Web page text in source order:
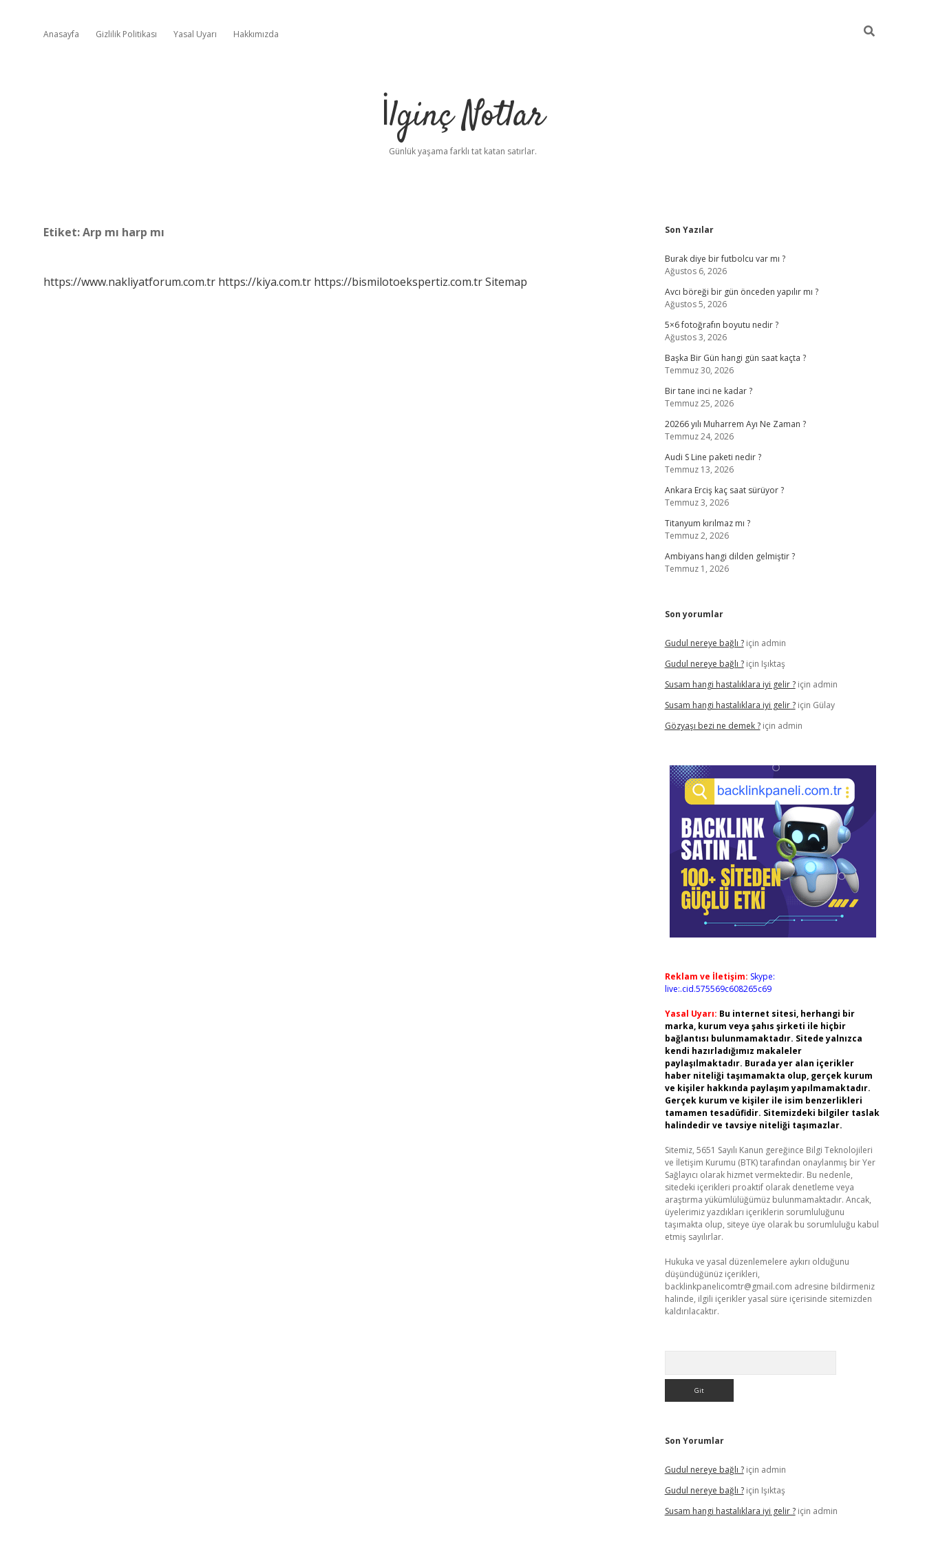
Anasayfa Gizlilik Politikası Yasal Uyarı Hakkımızda
İlginç Notlar
Günlük yaşama farklı tat katan satırlar.
Etiket:Arp mı harp mı
https://www.nakliyatforum.com.tr https://kiya.com.tr https://bismilotoekspertiz.com.trSitemap
Sidebar
Son Yazılar
Burak diye bir futbolcu var mı ?
Ağustos 6, 2026
Avcı böreği bir gün önceden yapılır mı ?
Ağustos 5, 2026
5×6 fotoğrafın boyutu nedir ?
Ağustos 3, 2026
Başka Bir Gün hangi gün saat kaçta ?
Temmuz 30, 2026
Bir tane inci ne kadar ?
Temmuz 25, 2026
20266 yılı Muharrem Ayı Ne Zaman ?
Temmuz 24, 2026
Audi S Line paketi nedir ?
Temmuz 13, 2026
Ankara Erciş kaç saat sürüyor ?
Temmuz 3, 2026
Titanyum kırılmaz mı ?
Temmuz 2, 2026
Ambiyans hangi dilden gelmiştir ?
Temmuz 1, 2026
Son yorumlar
Gudul nereye bağlı ?için admin
Gudul nereye bağlı ?için Işıktaş
Susam hangi hastalıklara iyi gelir ?için admin
Susam hangi hastalıklara iyi gelir ?için Gülay
Gözyaşı bezi ne demek ?için admin
Reklam ve İletişim: Skype:
live:.cid.575569c608265c69
Yasal Uyarı: Bu internet sitesi, herhangi bir
marka, kurum veya şahıs şirketi ile hiçbir
bağlantısı bulunmamaktadır. Sitede yalnızca
kendi hazırladığımız makaleler
paylaşılmaktadır. Burada yer alan içerikler
haber niteliği taşımamakta olup, gerçek kurum
ve kişiler hakkında paylaşım yapılmamaktadır.
Gerçek kurum ve kişiler ile isim benzerlikleri
tamamen tesadüfidir. Sitemizdeki bilgiler taslak
halindedir ve tavsiye niteliği taşımazlar.
Sitemiz, 5651 Sayılı Kanun gereğince Bilgi Teknolojileri
ve İletişim Kurumu (BTK) tarafından onaylanmış bir Yer
Sağlayıcı olarak hizmet vermektedir. Bu nedenle,
sitedeki içerikleri proaktif olarak denetleme veya
araştırma yükümlülüğümüz bulunmamaktadır. Ancak,
üyelerimiz yazdıkları içeriklerin sorumluluğunu
taşımakta olup, siteye üye olarak bu sorumluluğu kabul
etmiş sayılırlar.
Hukuka ve yasal düzenlemelere aykırı olduğunu
düşündüğünüz içerikleri,
backlinkpanelicomtr@gmail.com adresine bildirmeniz
halinde, ilgili içerikler yasal süre içerisinde sitemizden
kaldırılacaktır.
Son Yorumlar
Gudul nereye bağlı ?için admin
Gudul nereye bağlı ?için Işıktaş
Susam hangi hastalıklara iyi gelir ?için admin